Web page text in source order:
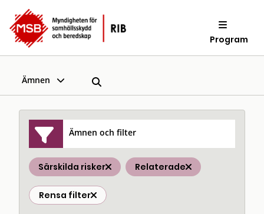
Program
Ämnen
Ämnen och filter
Särskilda risker Relaterade
Rensa filter